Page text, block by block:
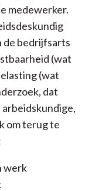
medewerker.
de bedrijfsarts
(wat
(wat
dat
om terug te
werk